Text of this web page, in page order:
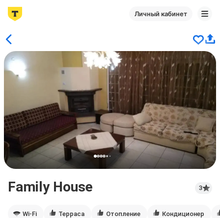
Личный кабинет
Family House 3
Wi-Fi Терраса Отопление Кондиционер